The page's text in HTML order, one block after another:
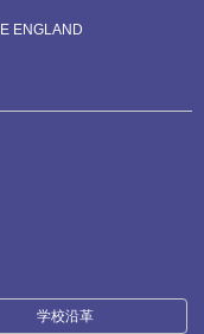
ENGLAND
学校沿革